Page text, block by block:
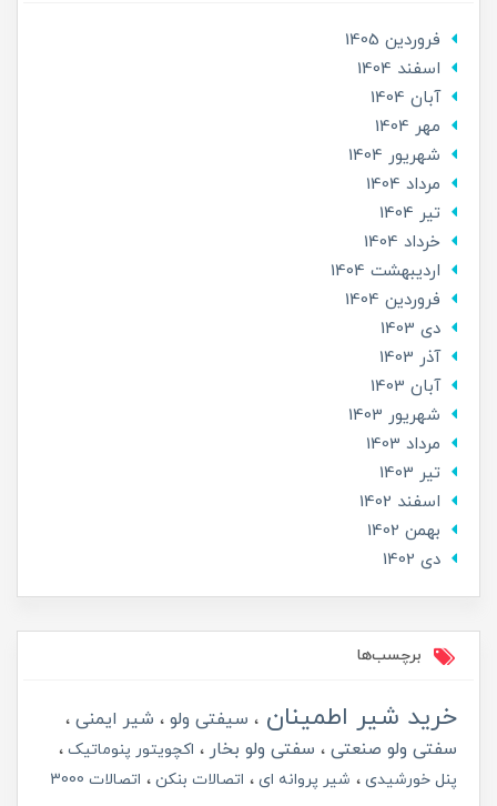
فروردین 1405
اسفند 1404
آبان 1404
مهر 1404
شهریور 1404
مرداد 1404
تير 1404
خرداد 1404
ارديبهشت 1404
فروردین 1404
دی 1403
آذر 1403
آبان 1403
شهریور 1403
مرداد 1403
تير 1403
اسفند 1402
بهمن 1402
دی 1402
برچسب‌ها
خرید شیر اطمینان سیفتی ولو
شیر ایمنی
سفتی ولو صنعتی
سفتی ولو بخار
اکچویتور پنوماتیک
پنل خورشیدی
شیر پروانه ای اتصالات بنکن اتصالات 3000